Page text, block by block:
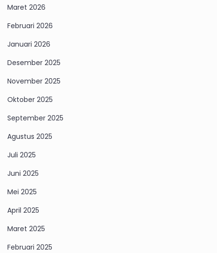
Maret 2026
Februari 2026
Januari 2026
Desember 2025
November 2025
Oktober 2025
September 2025
Agustus 2025
Juli 2025
Juni 2025
Mei 2025
April 2025
Maret 2025
Februari 2025